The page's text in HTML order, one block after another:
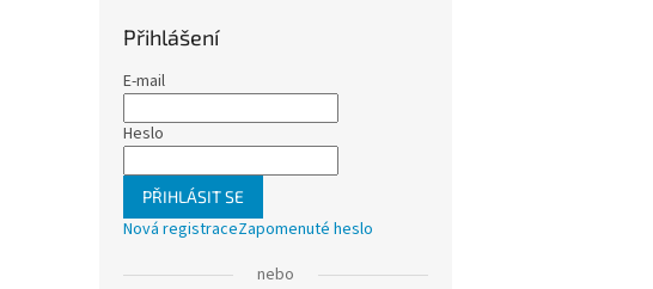
Přihlášení
E-mail
Heslo
PŘIHLÁSIT SE
Nová registraceZapomenuté heslo
nebo